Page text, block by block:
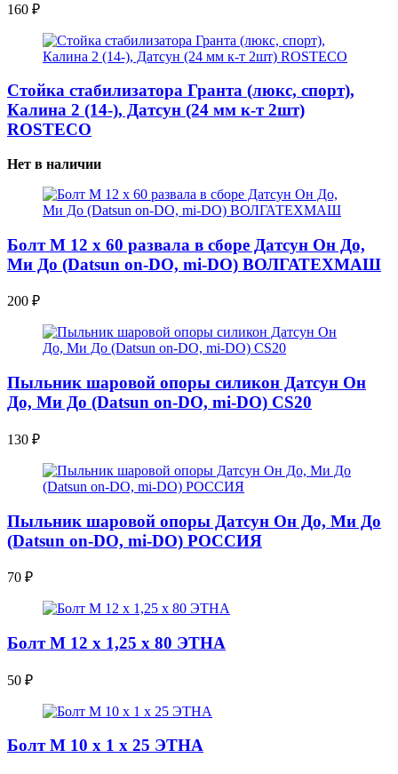
160 ₽
Стойка стабилизатора Гранта (люкс, спорт),
Калина 2 (14-), Датсун (24 мм к-т 2шт)
ROSTECO
Нет в наличии
Болт М 12 х 60 развала в сборе Датсун Он До,
Ми До (Datsun on-DO, mi-DO) ВОЛГАТЕХМАШ
200 ₽
Пыльник шаровой опоры силикон Датсун Он
До, Ми До (Datsun on-DO, mi-DO) CS20
130 ₽
Пыльник шаровой опоры Датсун Он До, Ми До
(Datsun on-DO, mi-DO) РОССИЯ
70 ₽
Болт М 12 х 1,25 х 80 ЭТНА
50 ₽
Болт М 10 х 1 х 25 ЭТНА